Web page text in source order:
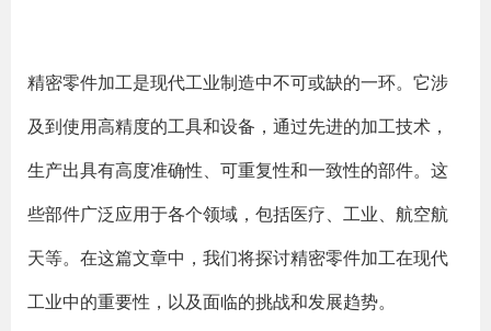
精密零件加工是现代工业制造中不可或缺的一环。它涉
及到使用高精度的工具和设备，通过先进的加工技术，
生产出具有高度准确性、可重复性和一致性的部件。这
些部件广泛应用于各个领域，包括医疗、工业、航空航
天等。在这篇文章中，我们将探讨精密零件加工在现代
工业中的重要性，以及面临的挑战和发展趋势。